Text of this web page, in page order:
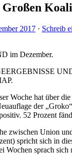
Großen
2017 · Schreib
im Dezember.
Woche hat über
der
52 Prozent
zwischen Union
spricht sich in
Wochen sprach